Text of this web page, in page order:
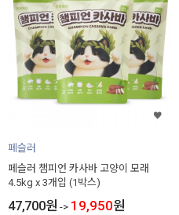
페슬러
페슬러 챔피언 카사바 고양이 모래
4.5kg x 3개입 (1박스)
47,700원 -> 19,950원